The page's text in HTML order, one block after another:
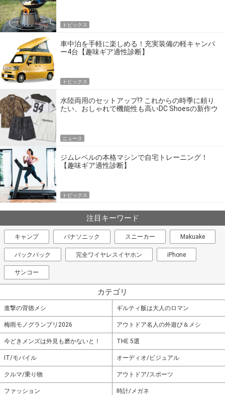
トピックス
車中泊を手軽に楽しめる！充実装備の軽キャンパ
ー4台【趣味ギア適性診断】
トピックス
水陸両用のセットアップ!? これからの時季に頼り
たい、おしゃれで機能性も高いDC Shoesの新作ウ
ニュース
ジムレベルの本格マシンで自宅トレーニング！
【趣味ギア適性診断】
トピックス
注目キーワード
キャンプ パナソニック スニーカー Makuake
バックパック 完全ワイヤレスイヤホン iPhone
サンコー
カテゴリ
進撃の背徳メシ ギルティ飯は大人のロマン
梅雨モノグランプリ2026 アウトドア名人の外遊び＆メシ
今どきメンズは外見も磨かないと！ THE 5選
IT/モバイル オーディオ/ビジュアル
クルマ/乗り物 アウトドア/スポーツ
ファッション 時計/メガネ